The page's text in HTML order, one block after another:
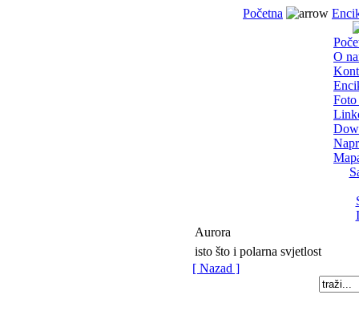
Početna
O
Foto
Aurora
isto što i polarna svjetlost
[ Nazad ]